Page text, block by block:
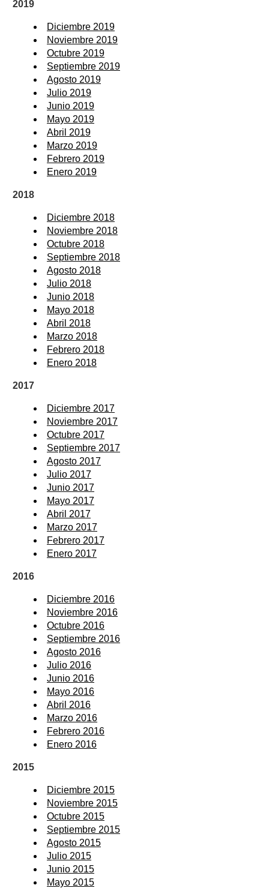
2019
Diciembre 2019
Noviembre 2019
Octubre 2019
Septiembre 2019
Agosto 2019
Julio 2019
Junio 2019
Mayo 2019
Abril 2019
Marzo 2019
Febrero 2019
Enero 2019
2018
Diciembre 2018
Noviembre 2018
Octubre 2018
Septiembre 2018
Agosto 2018
Julio 2018
Junio 2018
Mayo 2018
Abril 2018
Marzo 2018
Febrero 2018
Enero 2018
2017
Diciembre 2017
Noviembre 2017
Octubre 2017
Septiembre 2017
Agosto 2017
Julio 2017
Junio 2017
Mayo 2017
Abril 2017
Marzo 2017
Febrero 2017
Enero 2017
2016
Diciembre 2016
Noviembre 2016
Octubre 2016
Septiembre 2016
Agosto 2016
Julio 2016
Junio 2016
Mayo 2016
Abril 2016
Marzo 2016
Febrero 2016
Enero 2016
2015
Diciembre 2015
Noviembre 2015
Octubre 2015
Septiembre 2015
Agosto 2015
Julio 2015
Junio 2015
Mayo 2015